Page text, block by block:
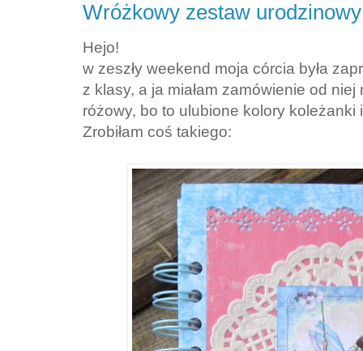
Wróżkowy zestaw urodzinowy
Hejo!
w zeszły weekend moja córcia była
z klasy, a ja miałam zamówienie od niej
różowy, bo to ulubione kolory koleżanki
Zrobiłam coś takiego: